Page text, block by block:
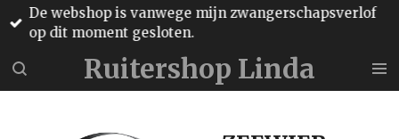
Ga
direct
de
hoofdinhoud
Ruitershop Linda
De webshop is vanwege mijn zwangerschapsverlof
op dit moment gesloten.